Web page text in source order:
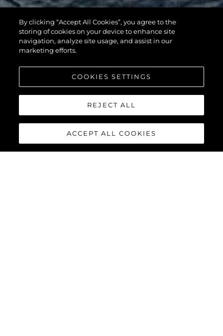
116 YACHT
By clicking “Accept All Cookies”, you agree to the
storing of cookies on your device to enhance site
navigation, analyze site usage, and assist in our
marketing efforts.
COOKIES SETTINGS
REJECT ALL
ACCEPT ALL COOKIES